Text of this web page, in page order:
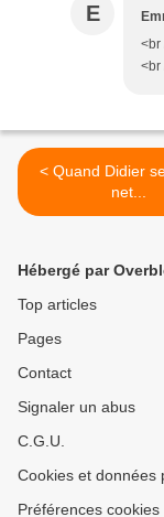
E
<br
<br
< Quand Didier se met au
net...
Hébergé par
Top articles
Pages
Contact
Signaler un abus
C.G.U.
Cookies et données
Préférences cookies